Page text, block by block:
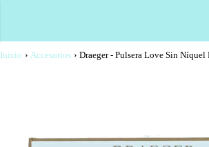
Inicio › Accesorios › Draeger - Pulsera Love Sin Níquel